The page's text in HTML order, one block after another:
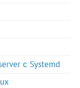
с Systemd